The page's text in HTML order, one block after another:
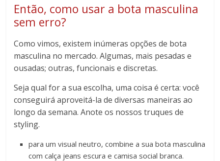
Então, como usar a bota masculina
sem erro?
Como vimos, existem inúmeras opções de bota
masculina no mercado. Algumas, mais pesadas e
ousadas; outras, funcionais e discretas.
Seja qual for a sua escolha, uma coisa é certa: você
conseguirá aproveitá-la de diversas maneiras ao
longo da semana. Anote os nossos truques de
styling.
para um visual neutro, combine a sua bota masculina
com calça jeans escura e camisa social branca.